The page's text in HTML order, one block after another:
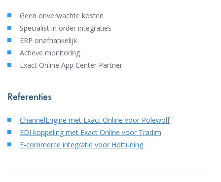
Geen onverwachte kosten
Specialist in order integraties
ERP onafhankelijk
Actieve monitoring
Exact Online App Center Partner
Referenties
ChannelEngine met Exact Online voor Polewolf
EDI koppeling met Exact Online voor Tradim
E-commerce integratie voor Hottuning